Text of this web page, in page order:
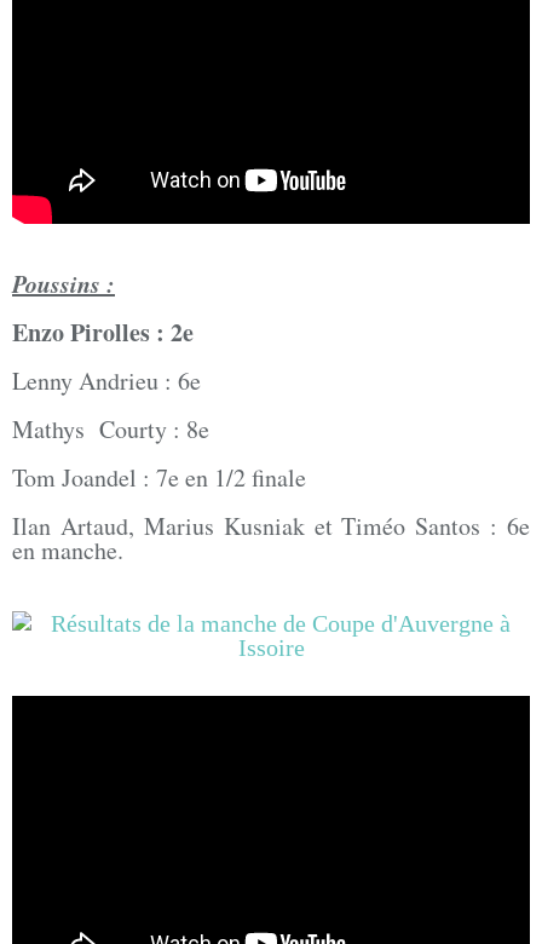
Poussins :
Enzo Pirolles : 2e
Lenny Andrieu : 6e
Mathys Courty : 8e
Tom Joandel : 7e en 1/2 finale
Ilan Artaud, Marius Kusniak et Timéo Santos : 6e
en manche.